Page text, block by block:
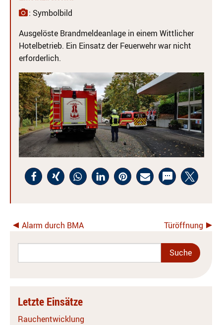
: Symbolbild
Ausgelöste Brandmeldeanlage in einem Wittlicher
Hotelbetrieb. Ein Einsatz der Feuerwehr war nicht
erforderlich.
Alarm durch BMA Türöffnung
Letzte Einsätze
Rauchentwicklung